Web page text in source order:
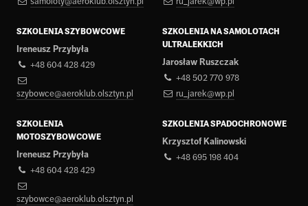
SZKOLENIA SZYBOWCOWE
Ireneusz Przybyła
+48 604 428 429
szybowce@aeroklub.olsztyn.pl
SZKOLENIA NA SAMOLOTACH
ULTRALEKKICH
Jarosław Ruszczak
+48 502 770 978
ru_jarek@wp.pl
SZKOLENIA
MOTOSZYBOWCOWE
Ireneusz Przybyła
+48 604 428 429
szybowce@aeroklub.olsztyn.pl
SZKOLENIA SPADOCHRONOWE
Krzysztof Kalinowski
+48 695 198 404